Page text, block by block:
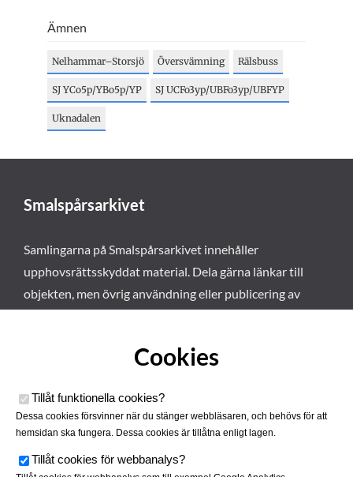
Ämnen
Nelhammar–Storsjö Översvämning Rälsbuss
SJ YCo5p/YBo5p/YP SJ UCFo3yp/UBFo3yp/UBFYP
Uknadalen
Smalspårsarkivet
Samlingarna på Smalspårsarkivet innehåller
upphovsrättsskyddat material. Dela gärna länkar till
objekten, men övrig användning eller publicering av
Cookies
Tillåt funktionella cookies?
Dessa cookies försvinner när du stänger webbläsaren, och behövs för att
hemsidan ska fungera. Dessa cookies är tillåtna enligt lagen.
Tillåt cookies för webbanalys?